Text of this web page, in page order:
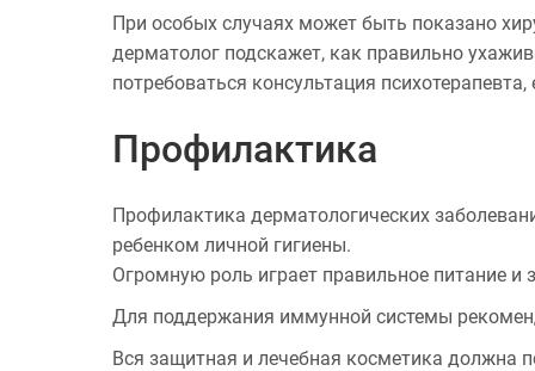
При особых случаях может быть показано
дерматолог подскажет, как правильно
потребоваться консультация
Профилактика
Профилактика дерматологических
ребенком личной гигиены.
Огромную роль играет правильное питание и
Для поддержания иммунной системы
Вся защитная и лечебная косметика должна